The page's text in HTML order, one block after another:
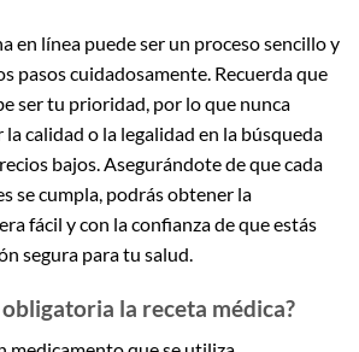
en línea puede ser un proceso sencillo y
pasos cuidadosamente. Recuerda que
ser tu prioridad, por lo que nunca
calidad o la legalidad en la búsqueda
bajos. Asegurándote de que cada
se cumpla, podrás obtener la
fácil y con la confianza de que estás
segura para tu salud.
obligatoria la receta médica?